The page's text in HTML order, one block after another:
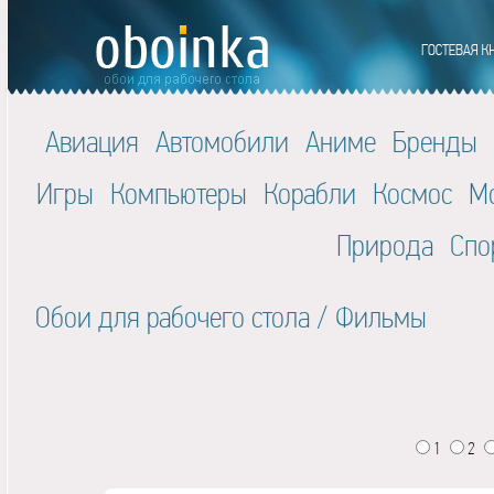
Авиация Автомобили Аниме Бренды
Игры Компьютеры Корабли Космос
Природа
Обои для рабочего стола / Фильмы
1 2